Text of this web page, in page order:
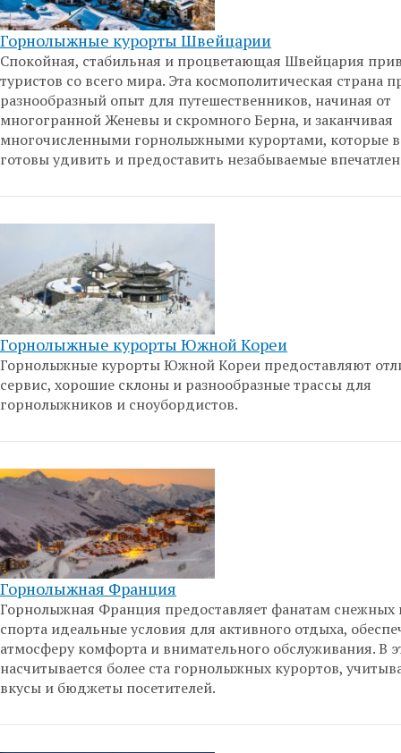
Горнолыжные курорты Швейцарии
Спокойная, стабильная и процветающая Швейцария
туристов со всего мира. Эта космополитическая страна
разнообразный опыт для путешественников, начиная от
многогранной Женевы и скромного Берна, и заканчивая
многочисленными горнолыжными курортами, которые
готовы удивить и предоставить незабываемые
Горнолыжные курорты Южной Кореи
Горнолыжные курорты Южной Кореи предоставляют
сервис, хорошие склоны и разнообразные трассы для
горнолыжников и сноубордистов.
Горнолыжная Франция
Горнолыжная Франция предоставляет фанатам снежных
спорта идеальные условия для активного отдыха,
атмосферу комфорта и внимательного обслуживания. В
насчитывается более ста горнолыжных курортов,
вкусы и бюджеты посетителей.